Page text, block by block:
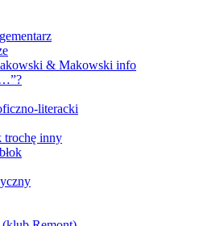
& Makowski info
literacki
trochę inny